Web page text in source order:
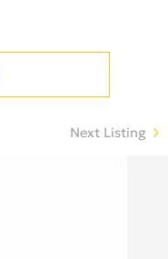
Next Listing